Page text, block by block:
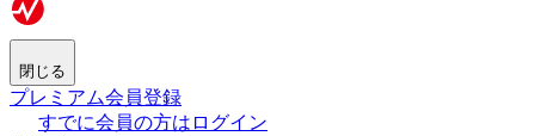
閉じる
プレミアム会員登録
すでに会員の方はログイン